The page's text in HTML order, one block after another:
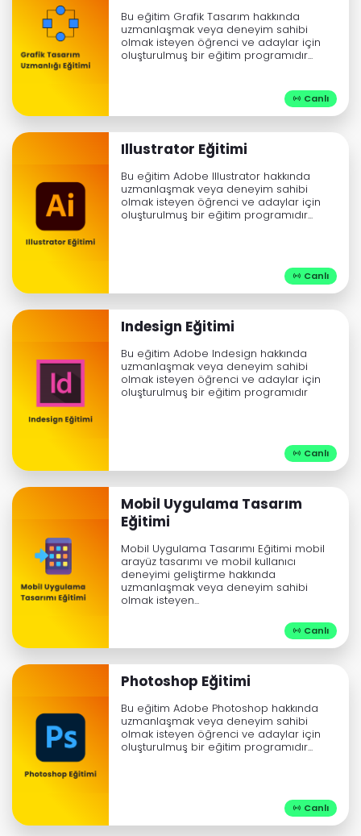
 Canlı
Bu eğitim Grafik Tasarım hakkında
uzmanlaşmak veya deneyim sahibi
olmak isteyen öğrenci ve adaylar için
oluşturulmuş bir eğitim programıdır...
 Canlı
Illustrator Eğitimi
Bu eğitim Adobe Illustrator hakkında
uzmanlaşmak veya deneyim sahibi
olmak isteyen öğrenci ve adaylar için
oluşturulmuş bir eğitim programıdır...
 Canlı
Indesign Eğitimi
Bu eğitim Adobe Indesign hakkında
uzmanlaşmak veya deneyim sahibi
olmak isteyen öğrenci ve adaylar için
oluşturulmuş bir eğitim programıdır
 Canlı
Mobil Uygulama Tasarım
Eğitimi
Mobil Uygulama Tasarımı Eğitimi mobil
arayüz tasarımı ve mobil kullanıcı
deneyimi geliştirme hakkında
uzmanlaşmak veya deneyim sahibi
olmak isteyen...
 Canlı
Photoshop Eğitimi
Bu eğitim Adobe Photoshop hakkında
uzmanlaşmak veya deneyim sahibi
olmak isteyen öğrenci ve adaylar için
oluşturulmuş bir eğitim programıdır...